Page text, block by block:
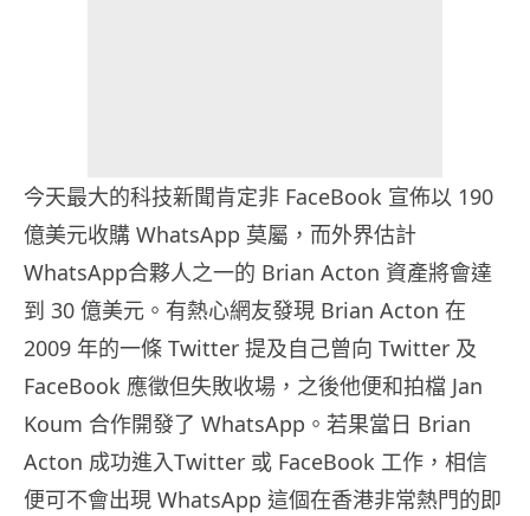
今天最大的科技新聞肯定非 FaceBook 宣佈以 190
億美元收購 WhatsApp 莫屬，而外界估計
WhatsApp合夥人之一的 Brian Acton 資產將會達
到 30 億美元。有熱心網友發現 Brian Acton 在
2009 年的一條 Twitter 提及自己曾向 Twitter 及
FaceBook 應徵但失敗收場，之後他便和拍檔 Jan
Koum 合作開發了 WhatsApp。若果當日 Brian
Acton 成功進入Twitter 或 FaceBook 工作，相信
便可不會出現 WhatsApp 這個在香港非常熱門的即